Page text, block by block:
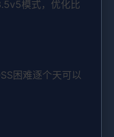
模式，优化比
困难逐个天可以